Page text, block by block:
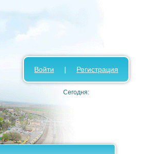
Войти | Регистрация
Сегодня: